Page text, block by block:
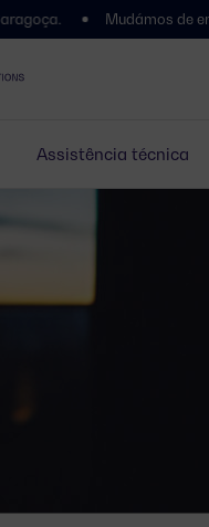
Assistência técnica
Mudámos de endereço! Pode